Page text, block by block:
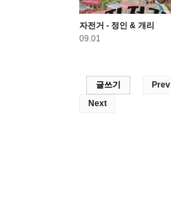
자전거 - 정인 & 개리
09.01
글쓰기 Prev
Next